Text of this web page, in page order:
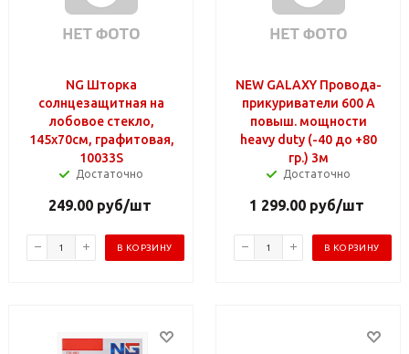
NG Шторка
солнцезащитная на
лобовое стекло,
145x70см, графитовая,
10033S
Достаточно
249.00руб/шт
В КОРЗИНУ
NEW GALAXY Провода-
прикуриватели 600 А
повыш. мощности
heavy duty (-40 до +80
гр.) 3м
Достаточно
1 299.00 руб/шт
В КОРЗИНУ